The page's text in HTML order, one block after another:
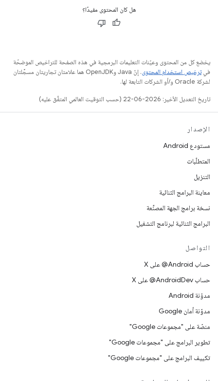
هل كان المحتوى مفيدًا؟
يخضع كل من المحتوى وعيّنات التعليمات البرمجية في هذه الصفحة للتراخيص الموضحّة
فيترخيص استخدام المحتوى
. إنّ Java وOpenJDK هما علامتان تجاريتان مسجَّلتان
لشركة Oracle و/أو الشركات التابعة لها.
تاريخ التعديل الأخير: 2026-06-22 (حسب التوقيت العالمي المتفَّق عليه)
الإصدار
مستودع Android
المتطلّبات
التنزيل
معاينة البرامج الثنائية
نسخة برامج الجهة المصنِّعة
البرامج الثنائية لبرنامج التشغيل
التواصل
حساب ‎@Android على X
حساب ‎@AndroidDev على X
مدوّنة Android
مدوّنة أمان Google
منصّة على "مجموعات Google"
تطوير البرامج على "مجموعات Google"
تكييف البرامج على "مجموعات Google"